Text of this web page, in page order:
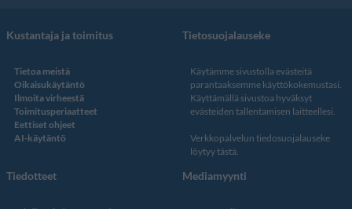
Kustantaja ja toimitus
Tietoa meistä
Oikaisukäytäntö
Ilmoita virheestä
Toimitusperiaatteet
Eettiset ohjeet
AI-käytäntö
Tietosuojalauseke
Käytämme sivustolla evästeitä
parantaaksemme käyttökokemustasi.
Käyttämällä sivustoa hyväksyt
evästeiden tallentamisen laitteellesi.
Verkkopalvelun tiedosuojalauseke
löytyy tästä.
Tiedotteet Mediamyynti